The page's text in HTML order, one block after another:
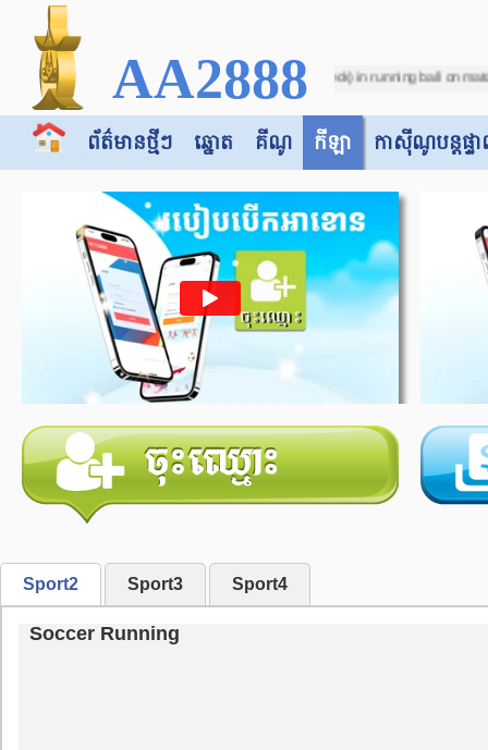
AA2888
to incorrect score (VAR Check) in running ball on match between "Botswana
ព័ត៌មានថ្មីៗ ឆ្នោត គីណូ កីឡា កាស៊ី​​ណូបន្តផ្ទ
Sport2 Sport3 Sport4